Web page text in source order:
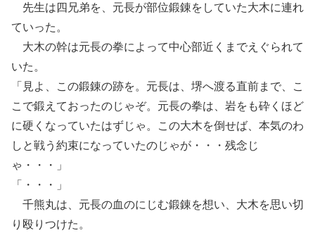
先生は四兄弟を、元長が部位鍛錬をしていた大木に連れ
ていった。
大木の幹は元長の拳によって中心部近くまでえぐられて
いた。
「見よ、この鍛錬の跡を。元長は、堺へ渡る直前まで、こ
こで鍛えておったのじゃぞ。元長の拳は、岩をも砕くほど
に硬くなっていたはずじゃ。この大木を倒せば、本気のわ
しと戦う約束になっていたのじゃが・・・残念じ
ゃ・・・」
「・・・」
千熊丸は、元長の血のにじむ鍛錬を想い、大木を思い切
り殴りつけた。